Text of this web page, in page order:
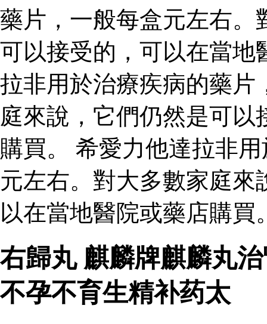
藥片，一般每盒元左右。
可以接受的，可以在當地
拉非用於治療疾病的藥片
庭來說，它們仍然是可
購買。 希愛力他達拉非
元左右。對大多數家庭
以在當地醫院或藥店購買
右歸丸 麒麟牌麒麟丸
不孕不育生精补药太